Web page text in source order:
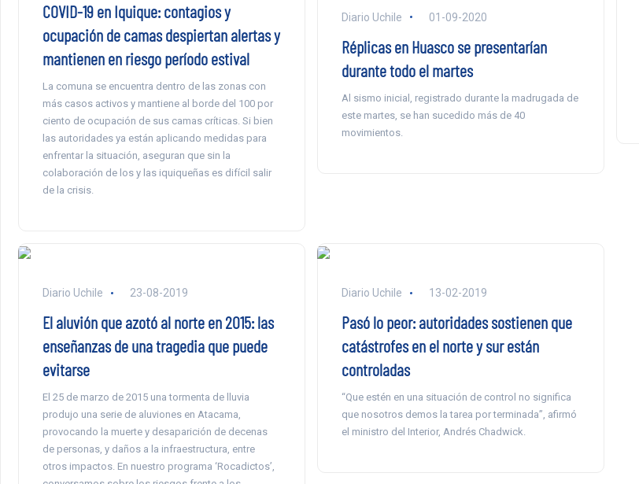
COVID-19 en Iquique: contagios y
ocupación de camas despiertan alertas y
mantienen en riesgo período estival
La comuna se encuentra dentro de las zonas con
más casos activos y mantiene al borde del 100 por
ciento de ocupación de sus camas críticas. Si bien
las autoridades ya están aplicando medidas para
enfrentar la situación, aseguran que sin la
colaboración de los y las iquiqueñas es difícil salir
de la crisis.
Diario Uchile 01-09-2020
Réplicas en Huasco se presentarían
durante todo el martes
Al sismo inicial, registrado durante la madrugada de
este martes, se han sucedido más de 40
movimientos.
Diario Uchile 23-08-2019
El aluvión que azotó al norte en 2015: las
enseñanzas de una tragedia que puede
evitarse
El 25 de marzo de 2015 una tormenta de lluvia
produjo una serie de aluviones en Atacama,
provocando la muerte y desaparición de decenas
de personas, y daños a la infraestructura, entre
otros impactos. En nuestro programa ‘Rocadictos’,
Diario Uchile 13-02-2019
Pasó lo peor: autoridades sostienen que
catástrofes en el norte y sur están
controladas
“Que estén en una situación de control no significa
que nosotros demos la tarea por terminada”, afirmó
el ministro del Interior, Andrés Chadwick.